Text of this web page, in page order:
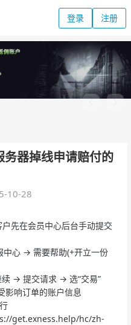
登录 注册
务器掉线申请赔付的
10-28
先在会员中心后台手动提交
心 → 需要帮助(+开立一份
请求 → 选“交易”
影响订单的账户信息
get.exness.help/hc/zh-